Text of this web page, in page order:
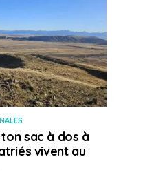
sac à dos à
vivent au